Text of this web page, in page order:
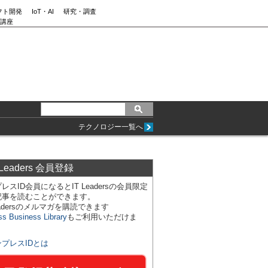
ト開発 IoT・AI
研究・調査
座
テクノロジー一覧へ
会員登録
スID会員になるとIT Leadersの会員限定
を読むことができます。
のメルマガを購読できます
Business Libraryもご利用いただけま
プレスIDとは